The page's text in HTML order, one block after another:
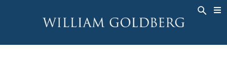
ЭКСКЛЮЗИВНЫЕ ЮВЕЛИРНЫЕ
ASHOKA ЮВЕЛИРНЫЕ ИЗДЕЛИЯ
ИСТОРИЯ